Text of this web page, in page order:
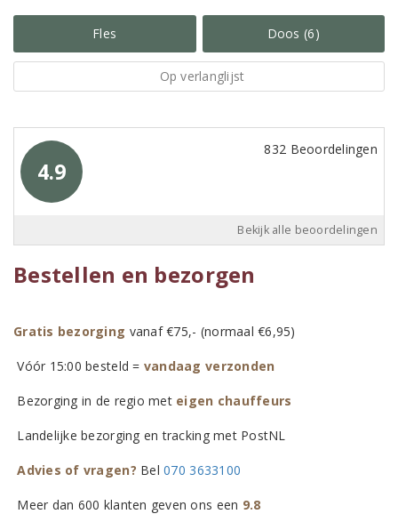
Fles Doos (6)
Op verlanglijst
4.9
832 Beoordelingen
Bekijk alle beoordelingen
Bestellen en bezorgen
Gratis bezorging vanaf €75,- (normaal €6,95)
Vóór 15:00 besteld = vandaag verzonden
Bezorging in de regio met eigen chauffeurs
Landelijke bezorging en tracking met PostNL
Advies of vragen? Bel070 3633100
Meer dan 600 klanten geven ons een 9.8